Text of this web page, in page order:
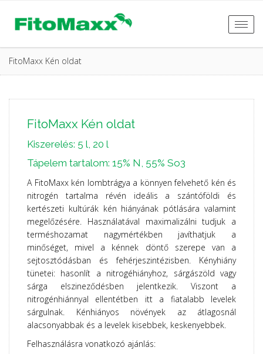
FitoMaxx Kén oldat
FitoMaxx Kén oldat
Kiszerelés: 5 l, 20 l
Tápelem tartalom: 15% N, 55% So3
A FitoMaxx kén lombtrágya a könnyen felvehető kén és
nitrogén tartalma révén ideális a szántóföldi és
kertészeti kultúrák kén hiányának pótlására valamint
megelőzésére. Használatával maximalizálni tudjuk a
terméshozamat nagymértékben javíthatjuk a
minőséget, mivel a kénnek döntő szerepe van a
sejtosztódásban és fehérjeszintézisben. Kényhiány
tünetei: hasonlít a nitrogéhiányhoz, sárgászöld vagy
sárga elszineződésben jelentkezik. Viszont a
nitrogénhiánnyal ellentétben itt a fiatalabb levelek
sárgulnak. Kénhiányos növények az átlagosnál
alacsonyabbak és a levelek kisebbek, keskenyebbek.
Felhasználásra vonatkozó ajánlás: